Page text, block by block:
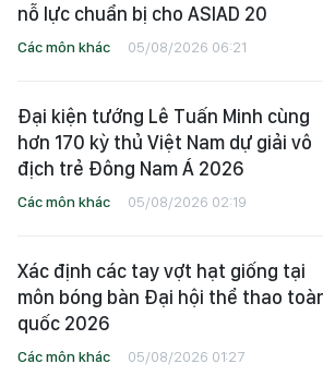
nỗ lực chuẩn bị cho ASIAD 20
Các môn khác 05/08/2026 06:21
Đại kiện tướng Lê Tuấn Minh cùng
hơn 170 kỳ thủ Việt Nam dự giải vô
địch trẻ Đông Nam Á 2026
Các môn khác 05/08/2026 02:19
Xác định các tay vợt hạt giống tại
môn bóng bàn Đại hội thể thao
quốc 2026
Các môn khác 05/08/2026 01:27